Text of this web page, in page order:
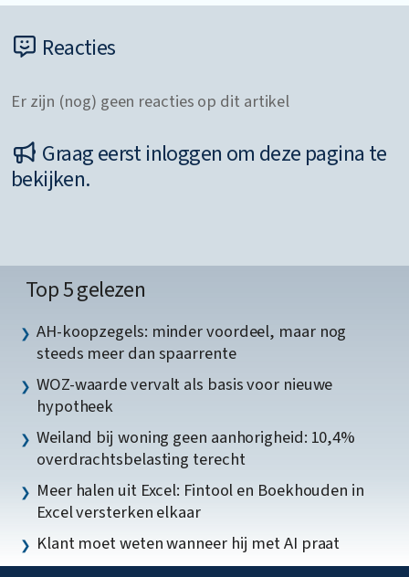
Reacties
Er zijn (nog) geen reacties op dit artikel
Graag eerst inloggen om deze pagina te
bekijken.
Top 5 gelezen
AH-koopzegels: minder voordeel, maar nog
steeds meer dan spaarrente
WOZ-waarde vervalt als basis voor nieuwe
hypotheek
Weiland bij woning geen aanhorigheid: 10,4%
overdrachtsbelasting terecht
Meer halen uit Excel: Fintool en Boekhouden in
Excel versterken elkaar
Klant moet weten wanneer hij met AI praat